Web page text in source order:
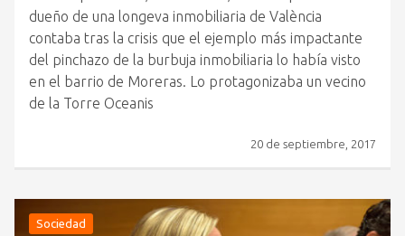
dueño de una longeva inmobiliaria de València
contaba tras la crisis que el ejemplo más impactante
del pinchazo de la burbuja inmobiliaria lo había visto
en el barrio de Moreras. Lo protagonizaba un vecino
de la Torre Oceanis
20 de septiembre, 2017
Sociedad